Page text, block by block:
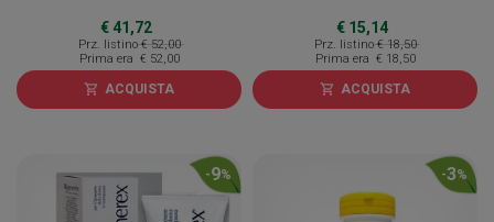
€ 41,72
Prz. listino € 52,00
Prima era € 52,00
shopping_cart ACQUISTA
€ 15,14
Prz. listino € 18,50
Prima era € 18,50
shopping_cart ACQUISTA
-9% -3%